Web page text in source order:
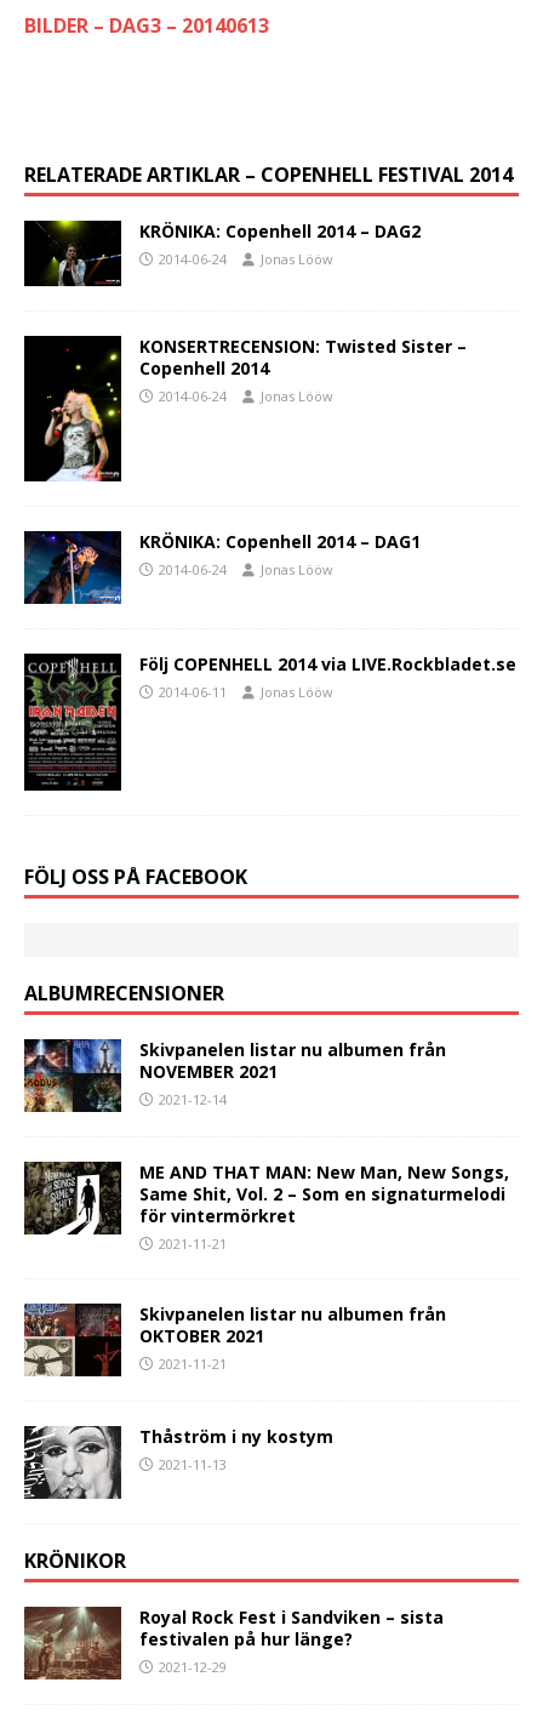
BILDER – DAG3 – 20140613
RELATERADE ARTIKLAR – COPENHELL FESTIVAL 2014
KRÖNIKA: Copenhell 2014 – DAG2
2014-06-24 Jonas Lööw
KONSERTRECENSION: Twisted Sister –
Copenhell 2014
2014-06-24 Jonas Lööw
KRÖNIKA: Copenhell 2014 – DAG1
2014-06-24 Jonas Lööw
Följ COPENHELL 2014 via LIVE.Rockbladet.se
2014-06-11 Jonas Lööw
FÖLJ OSS PÅ FACEBOOK
ALBUMRECENSIONER
Skivpanelen listar nu albumen från
NOVEMBER 2021
2021-12-14
ME AND THAT MAN: New Man, New Songs,
Same Shit, Vol. 2 – Som en signaturmelodi
för vintermörkret
2021-11-21
Skivpanelen listar nu albumen från
OKTOBER 2021
2021-11-21
Thåström i ny kostym
2021-11-13
KRÖNIKOR
Royal Rock Fest i Sandviken – sista
festivalen på hur länge?
2021-12-29